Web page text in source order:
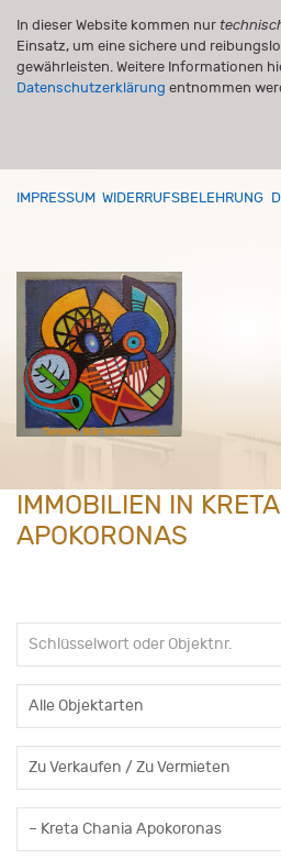
In dieser Website kommen nur
Einsatz, um eine sichere und
gewährleisten. Weitere Informationen
Datenschutzerklärung entnommen
IMPRESSUM WIDERRUFSBELEHRUNG
IMMOBILIEN IN
APOKORONAS